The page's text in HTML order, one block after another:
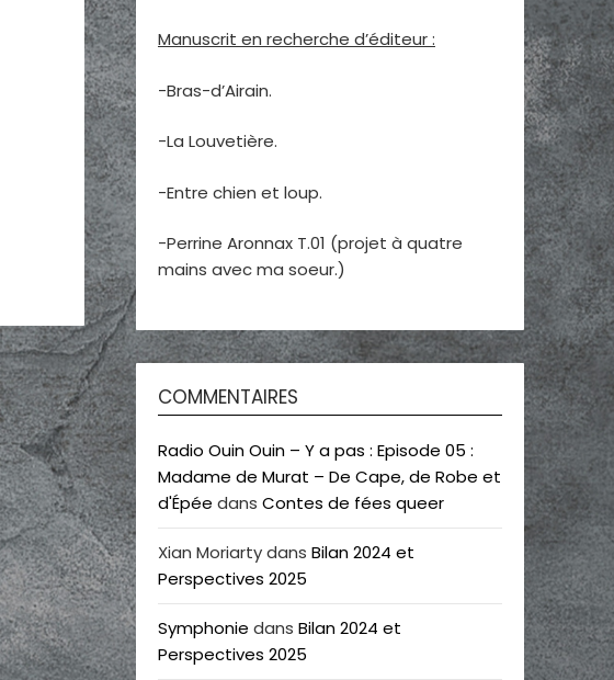
Manuscrit en recherche d’éditeur :
-Bras-d’Airain.
-La Louvetière.
-Entre chien et loup.
-Perrine Aronnax T.01 (projet à quatre
mains avec ma soeur.)
COMMENTAIRES
Radio Ouin Ouin – Y a pas : Episode 05 :
Madame de Murat – De Cape, de Robe et
d'Épée dans Contes de fées queer
Xian Moriartydans Bilan 2024 et
Perspectives 2025
Symphonie dans Bilan 2024 et
Perspectives 2025